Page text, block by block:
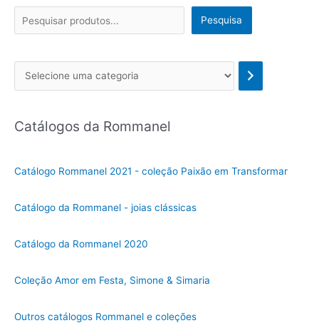
Pesquisa
l
c
t
Catálogos da Rommanel
Catálogo Rommanel 2021 - coleção Paixão em Transformar
Catálogo da Rommanel - joias clássicas
Catálogo da Rommanel 2020
Coleção Amor em Festa, Simone & Simaria
Outros catálogos Rommanel e coleções